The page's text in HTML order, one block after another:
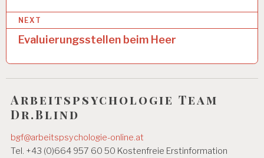
B
EI
T
P
C
H
O
O
G
t
r
s
n
a
v
NEXT
Evaluierungsstellen beim Heer
Arbeitspsychologie Team
Dr.Blind
bgf@arbeitspsychologie-online.at
Tel. +43 (0)664 957 60 50 Kostenfreie Erstinformation